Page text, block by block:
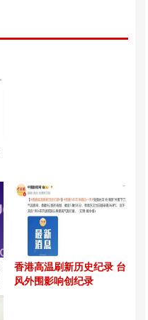
香港高温刷新历史纪录 台
风外围影响创纪录